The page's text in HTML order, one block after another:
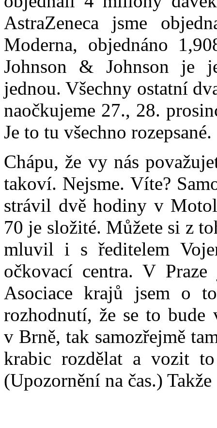
AstraZeneca jsme
Moderna, objednáno
Johnson & Johnson je
jednou. Všechny ostatní
naočkujeme 27., 28.
Je to tu všechno rozepsané.
Chápu, že vy nás
takoví. Nejsme. Víte?
strávil dvě hodiny v
70 je složité. Můžete si z
mluvil i s ředitelem
očkovací centra. V
Asociace krajů jsem o
rozhodnutí, že se to bude
v Brně, tak samozřejmě
krabic rozdělat a vozit
(Upozornění na čas.)